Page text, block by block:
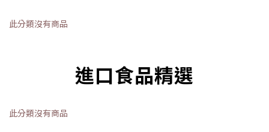
此分類沒有商品
進口食品精選
此分類沒有商品